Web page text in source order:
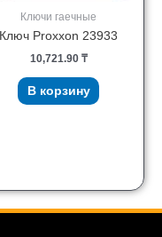
Ключи гаечные
Ключ Proxxon 23933
10,721.90 ₸
В корзину